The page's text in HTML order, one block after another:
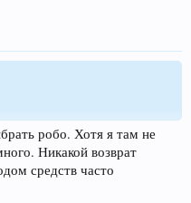
робо. Хотя я там не
Никакой возврат
средств часто